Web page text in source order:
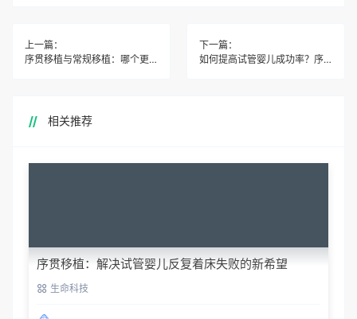
上一篇：
序贯移植与常规移植：哪个更适合你？
下一篇：
如何提高试管婴儿成功率？序贯移植来助力
相关推荐
序贯移植：解决试管婴儿反复着床失败的新希望
生命科技